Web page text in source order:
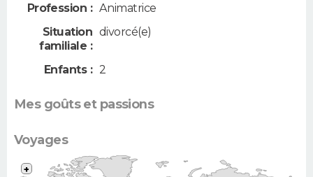
Profession : Animatrice
Situation
familiale :
divorcé(e)
Enfants : 2
Mes goûts et passions
Voyages
+